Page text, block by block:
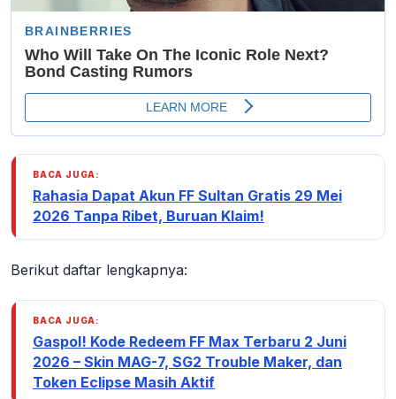
BACA JUGA:
Rahasia Dapat Akun FF Sultan Gratis 29 Mei
2026 Tanpa Ribet, Buruan Klaim!
Berikut daftar lengkapnya:
BACA JUGA:
Gaspol! Kode Redeem FF Max Terbaru 2 Juni
2026 – Skin MAG-7, SG2 Trouble Maker, dan
Token Eclipse Masih Aktif